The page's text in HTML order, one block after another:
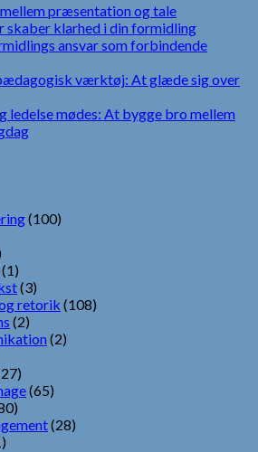
præsentation og tale
skaber klarhed i din formidling
ansvar som forbindende
værktøj: At glæde sig over
ledelse mødes: At bygge bro mellem
(100)
(1)
(3)
retorik (108)
(2)
(2)
(65)
(28)